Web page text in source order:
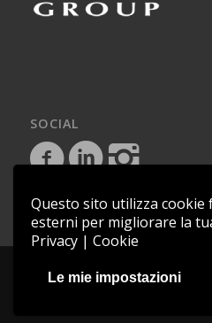
Questo sito utilizza cookie
esterni per migliorare la
Privacy | Cookie
Le mie impostazioni
SOCIAL
Copyright © 2018 - Saem Impianti -
Cookie Policy